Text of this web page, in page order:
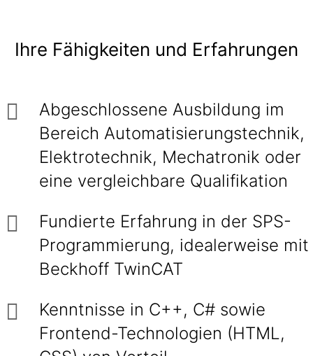
Ihre Fähigkeiten und Erfahrungen
Abgeschlossene Ausbildung im
Bereich Automatisierungstechnik,
Elektrotechnik, Mechatronik oder
eine vergleichbare Qualifikation
Fundierte Erfahrung in der SPS-
Programmierung, idealerweise mit
Beckhoff TwinCAT
Kenntnisse in C++, C# sowie
Frontend-Technologien (HTML,